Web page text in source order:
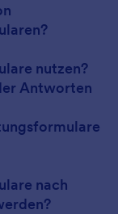
nutzen?
Antworten
nach